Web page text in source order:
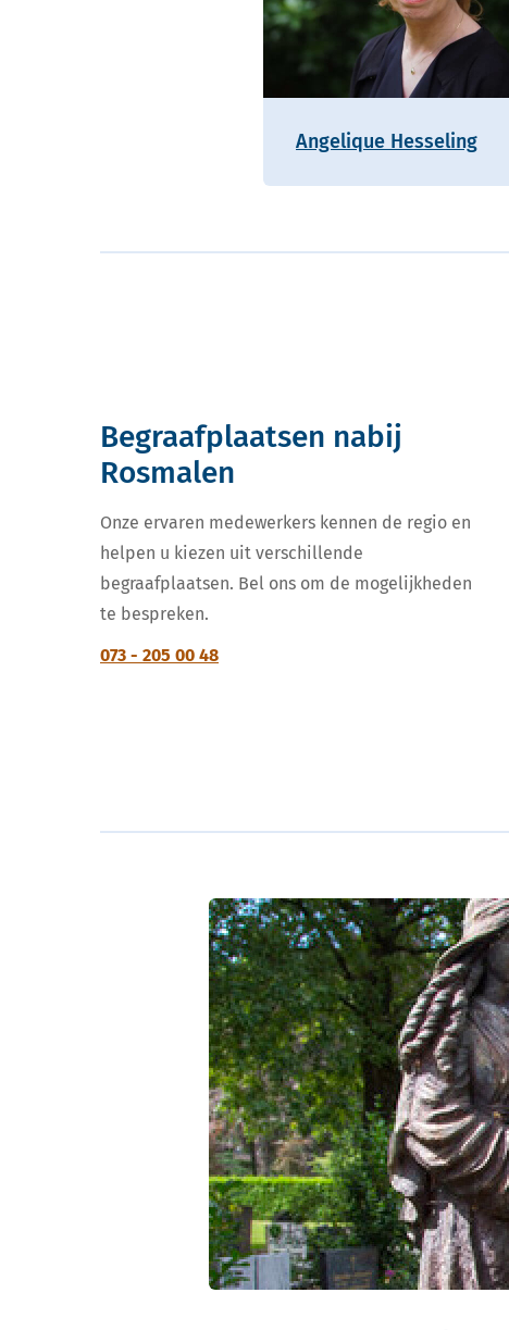
Angelique Hesseling
Begraafplaatsen nabij
Rosmalen
Onze ervaren medewerkers kennen de regio en
helpen u kiezen uit verschillende
begraafplaatsen. Bel ons om de mogelijkheden
te bespreken.
073 - 205 00 48